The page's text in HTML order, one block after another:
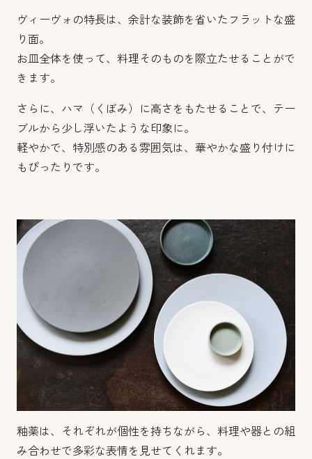
ヴィーヴォの特長は、余計な装飾を省いたフラットな盛
り面。
お皿全体を使って、料理そのものを際立たせることがで
きます。
さらに、ハマ（くぼみ）に高さをもたせることで、テー
ブルから少し浮いたような印象に。
軽やかで、特別感のある雰囲気は、華やかな盛り付けに
もぴったりです。
釉薬は、それぞれが個性を持ちながら、料理や器との組
み合わせで多彩な表情を見せてくれます。